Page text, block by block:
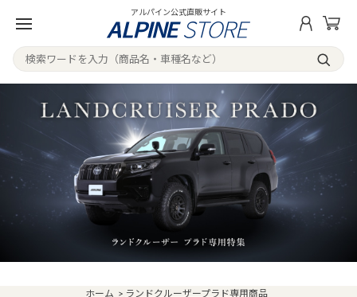
アルパイン公式直販サイト
ホーム > ランドクルーザープラド専用商品